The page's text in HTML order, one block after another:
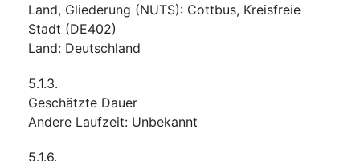
Land, Gliederung (NUTS): Cottbus, Kreisfreie
Stadt (DE402)
Land: Deutschland
5.1.3.
Geschätzte Dauer
Andere Laufzeit: Unbekannt
5.1.6.